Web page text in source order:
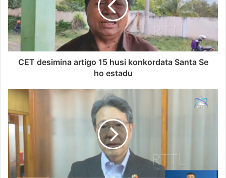
CET desimina artigo 15 husi konkordata Santa Se
ho estadu